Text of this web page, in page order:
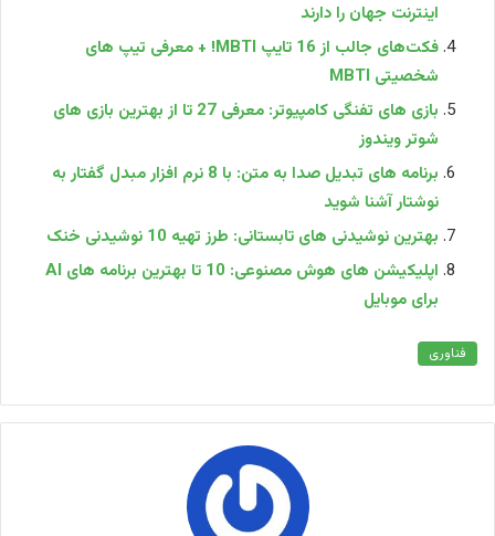
اینترنت جهان را دارند
فکت‌های جالب از 16 تایپ MBTI! + معرفی تیپ های
شخصیتی MBTI
بازی های تفنگی کامپیوتر: معرفی 27 تا از بهترین بازی‌ های
شوتر ویندوز
برنامه های تبدیل صدا به متن: با 8 نرم افزار مبدل گفتار به
نوشتار آشنا شوید
بهترین نوشیدنی های تابستانی: طرز تهیه 10 نوشیدنی خنک
اپلیکیشن های هوش مصنوعی: 10 تا بهترین برنامه های AI
برای موبایل
فناوری